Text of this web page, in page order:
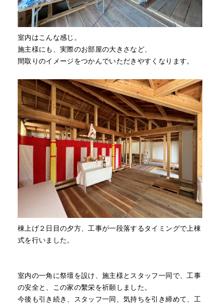
室内はこんな感じ。
施主様にも、実際のお部屋の大きさなど、
間取りのイメージをつかんでいただきやすくなります。
棟上げ２日目の夕方、工事が一段落するタイミングで上棟
式を行いました。
室内の一角に祭壇を設け、施主様とスタッフ一同で、工事
の安全と、この家の繫栄を祈願しました。
今後も引き続き、スタッフ一同、気持ちを引き締めて、工